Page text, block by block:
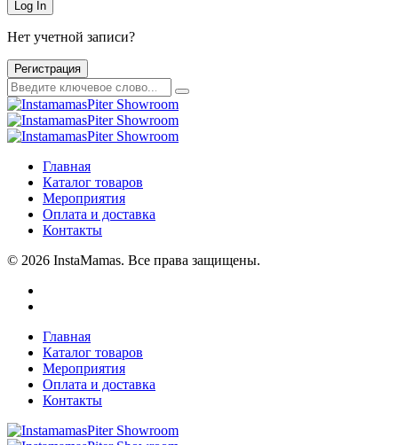
Нет учетной записи?
Регистрация
Главная
Каталог товаров
Мероприятия
Оплата и доставка
Контакты
© 2026 InstaMamas. Все права защищены.
Главная
Каталог товаров
Мероприятия
Оплата и доставка
Контакты